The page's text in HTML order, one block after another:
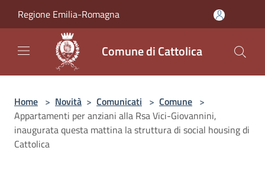
Regione Emilia-Romagna
Comune di Cattolica
Home > Novità > Comunicati > Comune >
Appartamenti per anziani alla Rsa Vici-Giovannini,
inaugurata questa mattina la struttura di social housing di
Cattolica